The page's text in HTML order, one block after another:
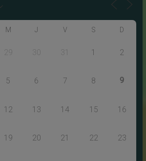
M J V S D
29 30 31 1 2
5 6 7 8 9
12 13 14 15 16
19 20 21 22 23